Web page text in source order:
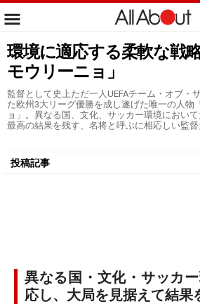
環境に適応する柔軟な戦
モウリーニョ」
監督として史上ただ一人UEFAチーム・オブ・
た欧州3大リーグ優勝を成し遂げた唯一の人物
ョ」。異なる国、文化、サッカー環境におい
最高の結果を残す、名将と呼ぶに相応しい監督
投稿記事
異なる国・文化・サッカ
応し、大局を見据えて結果